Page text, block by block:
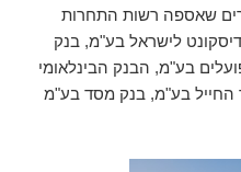
שאספה רשות התחרות
לישראל בע"מ, בנק
בע"מ, הבנק הבינלאומי
החייל בע"מ, בנק מסד בע"מ